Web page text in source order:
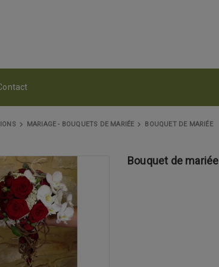
MARIAGE - BOUQUETS DE MARIÉE BOUQUET DE MARIÉE
Bouquet de mariée